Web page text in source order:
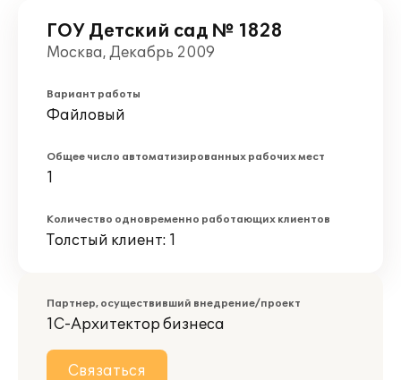
ГОУ Детский сад № 1828
Москва, Декабрь 2009
Вариант работы
Файловый
Общее число автоматизированных рабочих мест
1
Количество одновременно работающих клиентов
Толстый клиент: 1
Партнер, осуществивший внедрение/проект
1С-Архитектор бизнеса
Связаться